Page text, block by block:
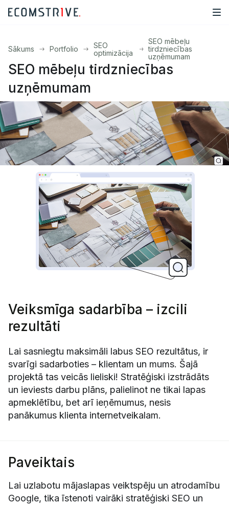
Sākums Portfolio
SEO
optimizācija
SEO mēbeļu
tirdzniecības
uzņēmumam
SEO mēbeļu tirdzniecības
uzņēmumam
Veiksmīga sadarbība – izcili
rezultāti
Lai sasniegtu maksimāli labus SEO rezultātus, ir
svarīgi sadarboties – klientam un mums. Šajā
projektā tas veicās lieliski! Stratēģiski izstrādāts
un ieviests darbu plāns, palielinot ne tikai lapas
apmeklētību, bet arī ieņēmumus, nesis
panākumus klienta internetveikalam.
Paveiktais
Lai uzlabotu mājaslapas veiktspēju un atrodamību
Google, tika īstenoti vairāki stratēģiski SEO un